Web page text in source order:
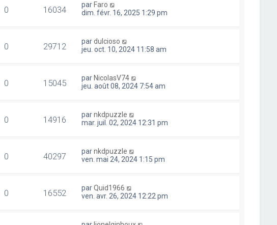
0 16034 par Faro
dim. févr. 16, 2025 1:29 pm
0 29712 pardulcioso
jeu. oct. 10, 2024 11:58 am
0 15045 par NicolasV74
jeu. août 08, 2024 7:54 am
0 14916 parnkdpuzzle
mar. juil. 02, 2024 12:31 pm
0 40297 parnkdpuzzle
ven. mai 24, 2024 1:15 pm
0 16552 parQuid1966
ven. avr. 26, 2024 12:22 pm